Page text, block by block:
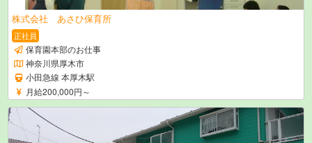
株式会社 あさひ保育所
正社員
保育園本部のお仕事
神奈川県厚木市
小田急線 本厚木駅
月給200,000円～